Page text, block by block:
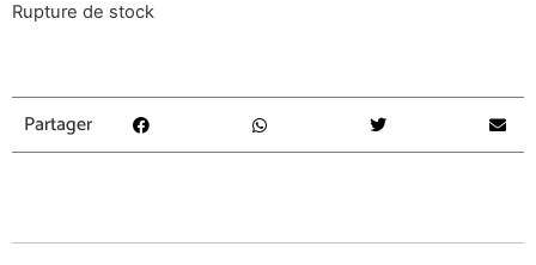
Rupture de stock
Partager